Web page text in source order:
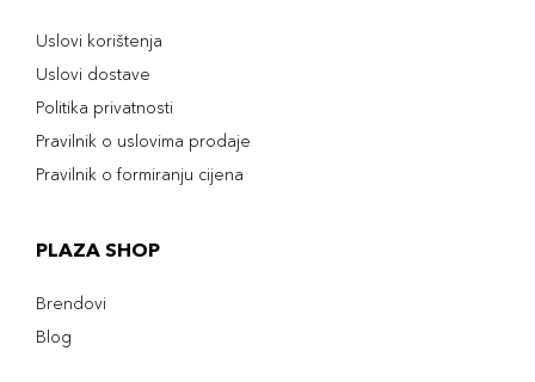
Uslovi korištenja
Uslovi dostave
Politika privatnosti
Pravilnik o uslovima prodaje
Pravilnik o formiranju cijena
PLAZA SHOP
Brendovi
Blog